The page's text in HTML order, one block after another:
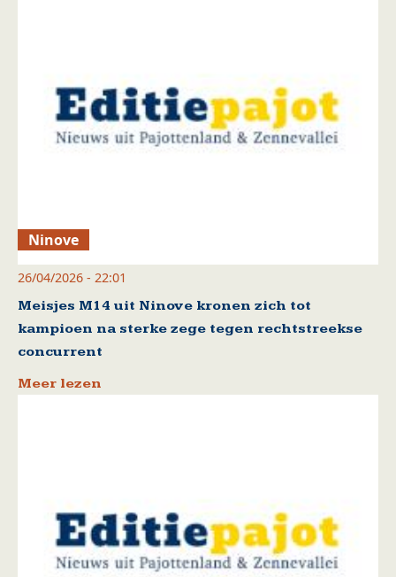
Ninove
26/04/2026 - 22:01
Meisjes M14 uit Ninove kronen zich tot
kampioen na sterke zege tegen rechtstreekse
concurrent
Meer lezen